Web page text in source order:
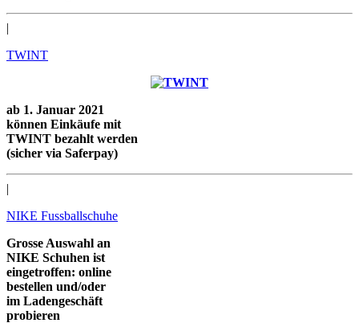
|
TWINT
ab 1. Januar 2021
können Einkäufe mit
TWINT bezahlt werden
(sicher via Saferpay)
|
NIKE Fussballschuhe
Grosse Auswahl an
NIKE Schuhen ist
eingetroffen: online
bestellen und/oder
im Ladengeschäft
probieren